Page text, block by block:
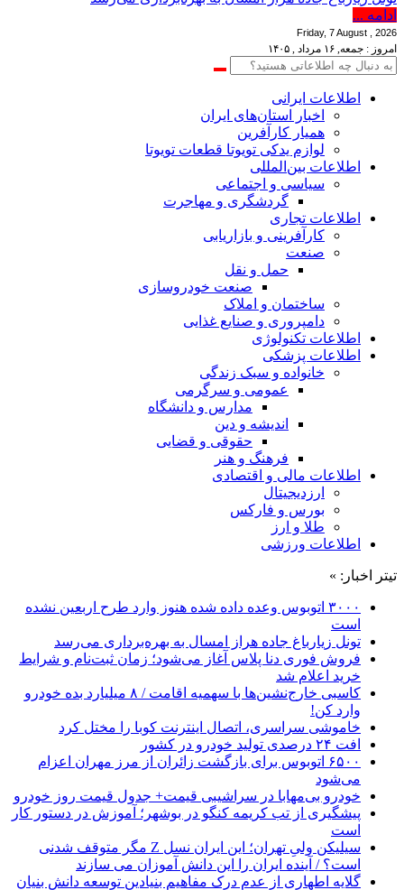
ادامه ...
Friday, 7 August , 2026
امروز : جمعه, ۱۶ مرداد , ۱۴۰۵
اطلاعات‌ ‎ایرانی
اخبار استان‌های ایران
همیار کارآفرین
لوازم یدکی تویوتا قطعات تویوتا
اطلاعات بین‌المللی
سیاسی و اجتماعی
گردشگری و مهاجرت
اطلاعات تجاری
کارآفرینی و بازاریابی
صنعت
حمل و نقل
صنعت خودروسازی
ساختمان و املاک
دامپروری و صنایع غذایی
اطلاعات تکنولوژی
اطلاعات پزشکی
خانواده و سبک زندگی
عمومی و سرگرمی
مدارس و دانشگاه
اندیشه و دین
حقوقی و قضایی
فرهنگ و هنر
اطلاعات مالی و اقتصادی
ارزدیجیتال
بورس و فارکس
طلا و ارز
اطلاعات ورزشی
تیتر اخبار: »
۳۰۰۰ اتوبوس وعده داده شده هنوز وارد طرح اربعین نشده
است
تونل زیارباغ جاده هراز امسال به بهره‌برداری می‌رسد
فروش فوری دنا پلاس آغاز می‌شود؛ زمان ثبت‌نام و شرایط
خرید اعلام شد
کاسبی خارج‌نشین‌ها با سهمیه اقامت / ۸ میلیارد بده خودرو
وارد کن!
خاموشی سراسری، اتصال اینترنت کوبا را مختل کرد
افت ۲۴ درصدی تولید خودرو در کشور
۶۵۰۰ اتوبوس برای بازگشت زائران از مرز مهران اعزام
می‌شود
خودرو بی‌مهابا در سراشیبی قیمت+ جدول قیمت روز خودرو
پیشگیری از تب کریمه کنگو در بوشهر؛ آموزش در دستور کار
است
سیلیکن ولیِ تهران؛ این ایران نسل Z مگر متوقف شدنی
است؟ / آینده ایران را این دانش آموزان می سازند
گلایه اطهاری از عدم درک مفاهیم بنیادین توسعه دانش بنیان